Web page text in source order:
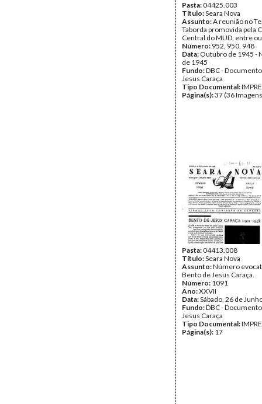
Pasta:04425.003
Título:Seara Nova
Assunto:A reunião no
Taborda promovida pela
Central do MUD, entre
Número: 952, 950, 948
Data: Outubro de 1945 -
de 1945
Fundo:DBC -
Jesus Caraça
Tipo Documental:
Página(s):37 (36
Pasta:04413.008
Título:Seara Nova
Assunto:Número
Bento de Jesus Caraça.
Número: 1091
Ano:XXVII
Data:Sábado, 26 de
Fundo:DBC -
Jesus Caraça
Tipo Documental:
Página(s): 17